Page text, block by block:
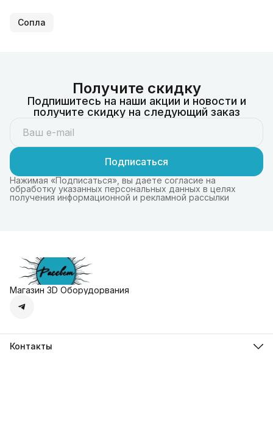
Сопла
Получите скидку
Подпишитесь на наши акции и новости и
получите скидку на следующий заказ
Подписаться
Нажимая «Подписаться», вы даете согласие на
обработку указанных персональных данных в целях
получения информационной и рекламной рассылки
Магазин 3D Оборудорвания
Контакты